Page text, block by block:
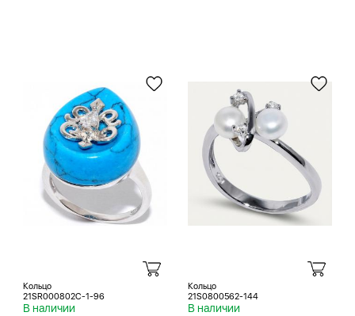
Кольцо
21SR000802C-1-96
В наличии
Кольцо
21S0800562-144
В наличии